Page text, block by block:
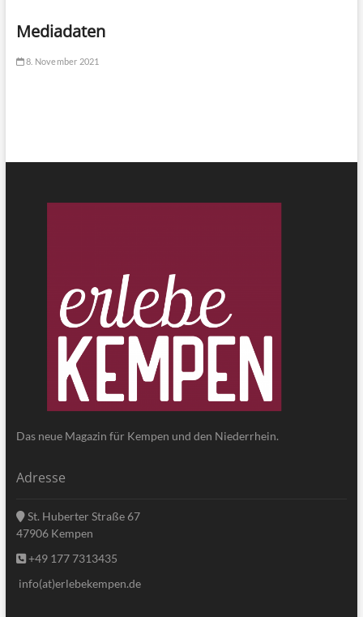
Mediadaten
8. November 2021
Das neue Magazin für Kempen und den Niederrhein.
Adresse
St. Huberter Straße 67
47906 Kempen
+49 177 7313435
info(at)erlebekempen.de